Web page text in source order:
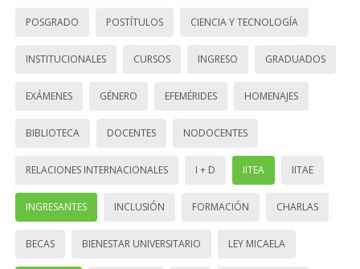
POSGRADO POSTÍTULOS CIENCIA Y TECNOLOGÍA
INSTITUCIONALES CURSOS INGRESO GRADUADOS
EXÁMENES GÉNERO EFEMÉRIDES HOMENAJES
BIBLIOTECA DOCENTES NODOCENTES
RELACIONES INTERNACIONALES I + D IITEA IITAE
INGRESANTES INCLUSIÓN FORMACIÓN CHARLAS
BECAS BIENESTAR UNIVERSITARIO LEY MICAELA